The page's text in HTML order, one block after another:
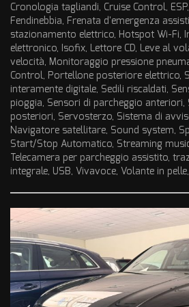
Cronologia tagliandi, Cruise Control,
Fendinebbia, Frenata d'emergenza
stazionamento elettrico, Hotspot Wi-Fi,
elettronico, Isofix, Lettore CD, Leve al
velocità, Monitoraggio pressione
Control, Portellone posteriore elettrico,
interamente digitale, Sedili riscaldati,
pioggia, Sensori di parcheggio anteriori,
posteriori, Servosterzo, Sistema di
Navigatore satellitare, Sound system,
Start/Stop Automatico, Streaming
Telecamera per parcheggio assistito,
integrale, USB, Vivavoce, Volante in